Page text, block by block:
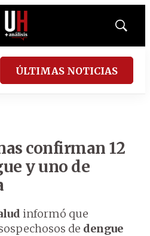
Mostrar
ÚLTIMAS NOTICIAS
confirman 12
y uno de
informó que
de dengue